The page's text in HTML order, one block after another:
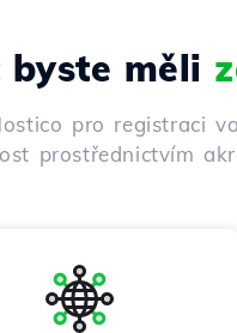
byste měli
pro registraci
prostřednictvím